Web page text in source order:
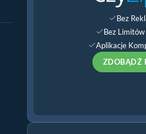
Bez
Bez
Aplikacje
ZDOBĄDŹ